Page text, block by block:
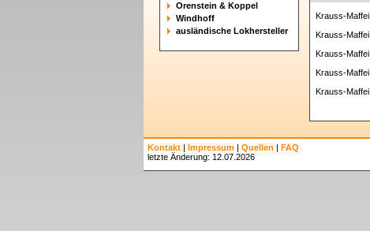
Orenstein & Koppel
Windhoff
ausländische Lokhersteller
Krauss-Maffei
Krauss-Maffei
Krauss-Maffei
Krauss-Maffei
Krauss-Maffei
Kontakt | Impressum | Quellen | FAQ
letzte Änderung: 12.07.2026